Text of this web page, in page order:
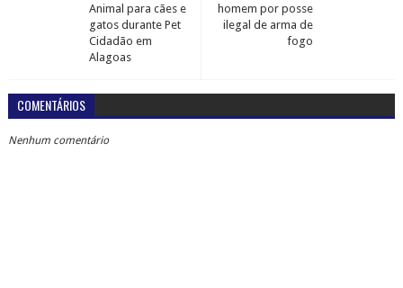
homem por posse
ilegal de arma de
fogo
Animal para cães e
gatos durante Pet
Cidadão em
Alagoas
COMENTÁRIOS
Nenhum comentário